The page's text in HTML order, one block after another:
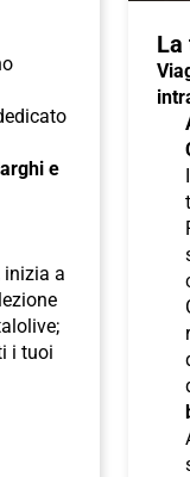
e
inizia a
i tuoi
La